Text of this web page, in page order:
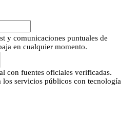
y comunicaciones puntuales de
en cualquier momento.
con fuentes oficiales verificadas.
los servicios públicos con tecnología